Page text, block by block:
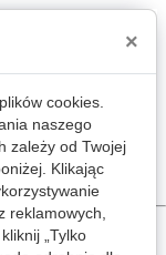
×
cookies.
naszego
zależy od Twojej
Klikając
reklamowych,
„Tylko